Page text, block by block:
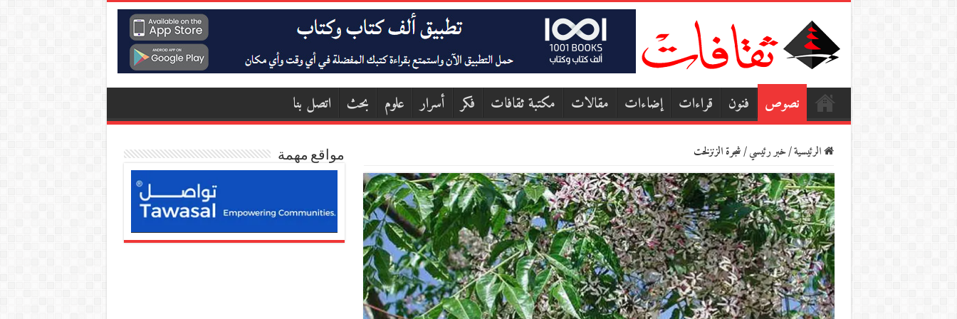
نصوص فنون قراءات إضاءات مقالات مكتبة ثقافات فكر أسرار علوم بحث اتصل بنا
الرئيسية/خبر رئيسي/شجرة الزنزلخت مواقع مهمة